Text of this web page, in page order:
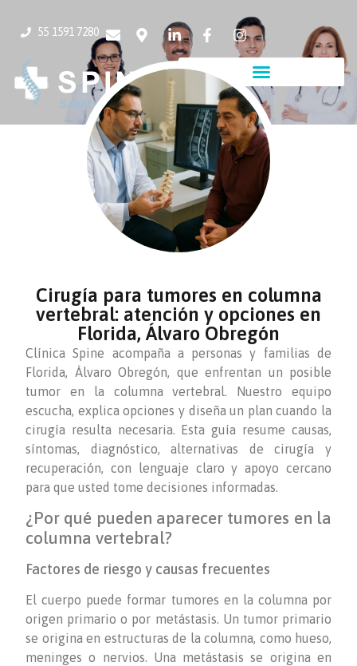
55 1591 7280
Cirugía para tumores en columna
vertebral: atención y opciones en
Florida, Álvaro Obregón
Clínica Spine acompaña a personas y familias de
Florida, Álvaro Obregón, que enfrentan un posible
tumor en la columna vertebral. Nuestro equipo
escucha, explica opciones y diseña un plan cuando la
cirugía resulta necesaria. Esta guía resume causas,
síntomas, diagnóstico, alternativas de cirugía y
recuperación, con lenguaje claro y apoyo cercano
para que usted tome decisiones informadas.
¿Por qué pueden aparecer tumores en la
columna vertebral?
Factores de riesgo y causas frecuentes
El cuerpo puede formar tumores en la columna por
origen primario o por metástasis. Un tumor primario
se origina en estructuras de la columna, como hueso,
meninges o nervios. Una metástasis se origina en